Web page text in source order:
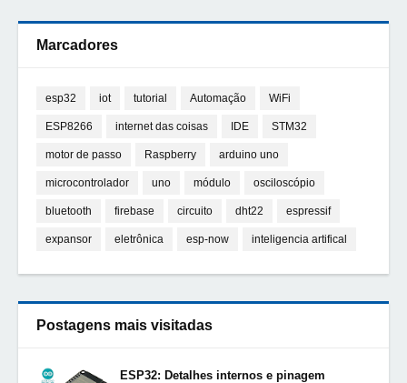
Marcadores
esp32 iot tutorial Automação WiFi
ESP8266 internet das coisas IDE STM32
motor de passo Raspberry arduino uno
microcontrolador uno módulo osciloscópio
bluetooth firebase circuito dht22 espressif
expansor eletrônica esp-now inteligencia artifical
Postagens mais visitadas
ESP32: Detalhes internos e pinagem